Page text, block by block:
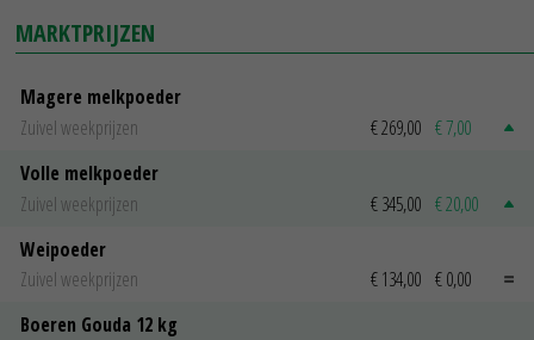
MARKTPRIJZEN
Magere melkpoeder
Zuivel weekprijzen
€ 269,00 € 7,00
Volle melkpoeder
Zuivel weekprijzen
€ 345,00 € 20,00
Weipoeder
Zuivel weekprijzen
€ 134,00 € 0,00
Boeren Gouda 12 kg